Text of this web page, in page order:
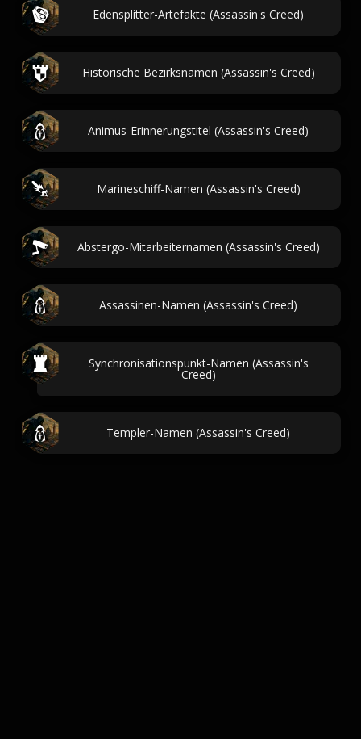
Edensplitter-Artefakte (Assassin's Creed)
Historische Bezirksnamen (Assassin's Creed)
Animus-Erinnerungstitel (Assassin's Creed)
Marineschiff-Namen (Assassin's Creed)
Abstergo-Mitarbeiternamen (Assassin's Creed)
Assassinen-Namen (Assassin's Creed)
Synchronisationspunkt-Namen (Assassin's
Creed)
Templer-Namen (Assassin's Creed)